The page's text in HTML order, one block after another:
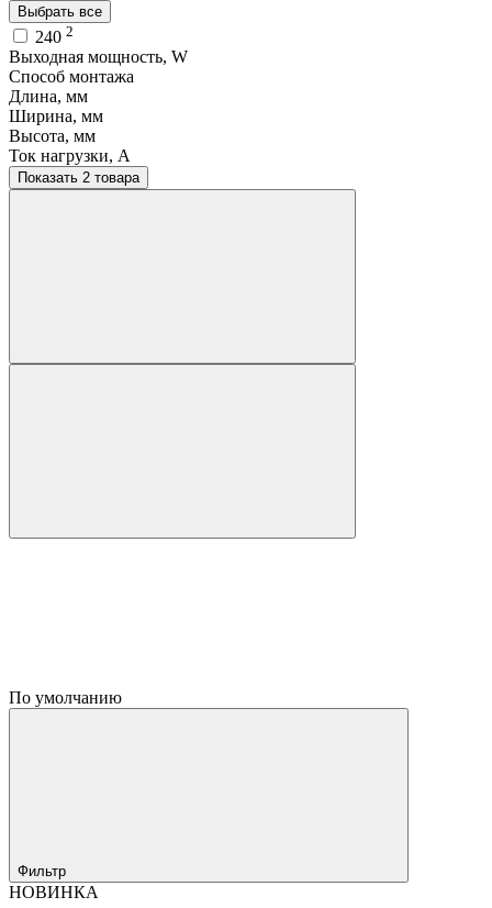
Выбрать все
240 2
Выходная мощность, W
Способ монтажа
Длина, мм
Ширина, мм
Высота, мм
Ток нагрузки, A
Показать 2 товара
По умолчанию
Фильтр
НОВИНКА